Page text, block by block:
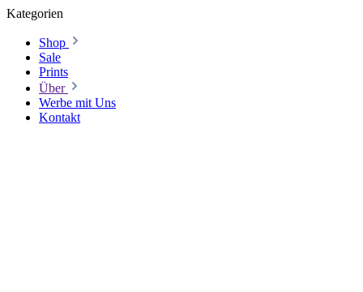
Kategorien
Shop
Sale
Prints
Über
Werbe mit Uns
Kontakt